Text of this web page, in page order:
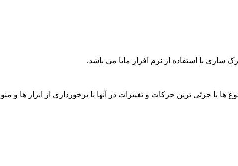
سازی با استفاده از نرم افزار مایا می باشد.
ها با جزئی ترین حرکات و تغییرات در آنها با برخورداری از ابزار ها و